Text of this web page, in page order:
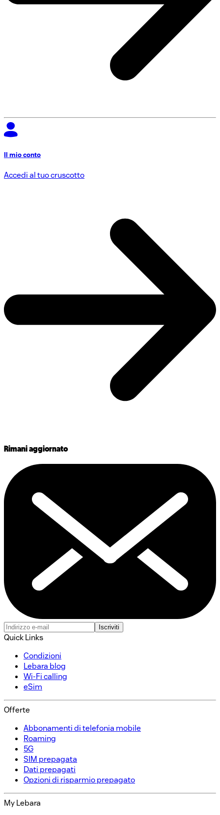
Il mio conto
Accedi al tuo cruscotto
Rimani aggiornato
Iscriviti
Quick Links
Condizioni​
Lebara blog
Wi-Fi calling
eSim
Offerte​
Abbonamenti di telefonia mobile​
Roaming
5G
SIM prepagata​
Dati prepagati​
Opzioni di risparmio prepagato​
My Lebara